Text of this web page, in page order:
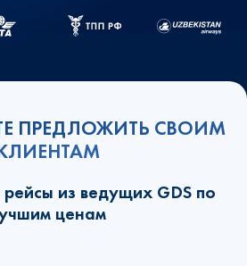
ПРЕДЛОЖИТЬ СВОИМ
из ведущих GDS по
ценам